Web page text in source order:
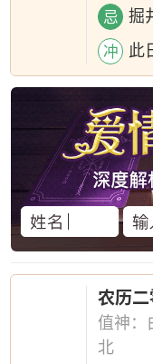
忌 掘
冲 此
农历
值神：
北